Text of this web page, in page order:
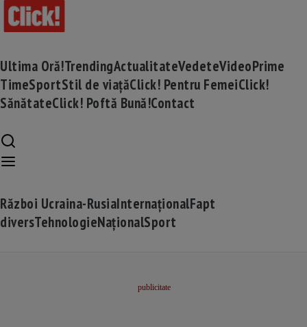
Ultima Oră!TrendingActualitateVedeteVideoPrime
TimeSportStil de viațăClick! Pentru FemeiClick!
SănătateClick! Poftă Bună!Contact
Război Ucraina-RusiaInternaționalFapt
diversTehnologieNaționalSport